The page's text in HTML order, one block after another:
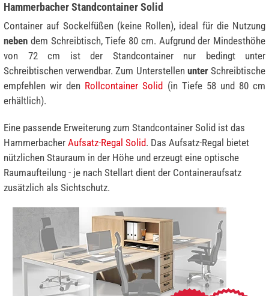
Hammerbacher Standcontainer Solid
Container auf Sockelfüßen (keine Rollen), ideal für die Nutzung
neben dem Schreibtisch, Tiefe 80 cm. Aufgrund der Mindesthöhe
von 72 cm ist der Standcontainer nur bedingt unter
Schreibtischen verwendbar. Zum Unterstellen unterSchreibtische
empfehlen wir den Rollcontainer Solid (in Tiefe 58 und 80 cm
erhältlich).
Eine passende Erweiterung zum Standcontainer Solid ist das
Hammerbacher Aufsatz-Regal Solid. Das Aufsatz-Regal bietet
nützlichen Stauraum in der Höhe und erzeugt eine optische
Raumaufteilung - je nach Stellart dient der Containeraufsatz
zusätzlich als Sichtschutz.